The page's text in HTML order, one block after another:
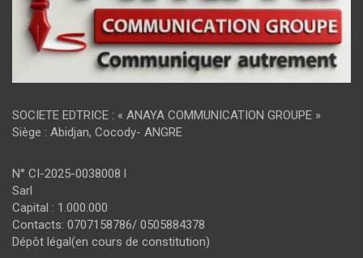
SOCIETE EDTRICE : « ANAYA COMMUNICATION GROUPE »
Siège : Abidjan, Cocody- ANGRE
N° CI-2025-0038008 l
Sarl
Capital : 1.000.000
Contacts: 0707158786/ 0505884378
Dépôt légal(en cours de constitution)